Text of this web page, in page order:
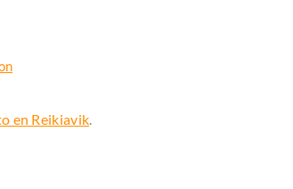
en Reikiavik.